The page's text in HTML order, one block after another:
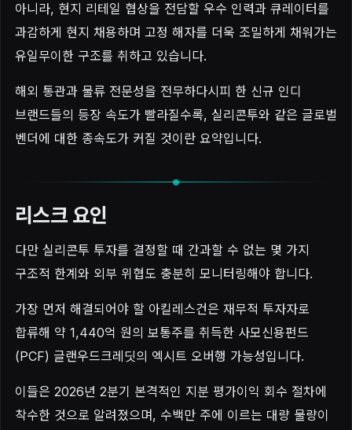
아니라, 현지 리테일 협상을 전담할 우수 인력과 큐레이터를
과감하게 현지 채용하며 고정 해자를 더욱 조밀하게 채워가는
유일무이한 구조를 취하고 있습니다.
해외 통관과 물류 전문성을 전무하다시피 한 신규 인디
브랜드들의 등장 속도가 빨라질수록, 실리콘투와 같은 글로벌
벤더에 대한 종속도가 커질 것이란 요약입니다.
리스크 요인
다만 실리콘투 투자를 결정할 때 간과할 수 없는 몇 가지
구조적 한계와 외부 위협도 충분히 모니터링해야 합니다.
가장 먼저 해결되어야 할 아킬레스건은 재무적 투자자로
합류해 약 1,440억 원의 보통주를 취득한 사모신용펀드
(PCF) 글랜우드크레딧의 엑시트 오버행 가능성입니다.
이들은 2026년 2분기 본격적인 지분 평가이익 회수 절차에
착수한 것으로 알려졌으며, 수백만 주에 이르는 대량 물량이